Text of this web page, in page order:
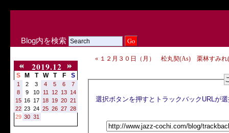
Blog内を検索
2019.12
S M T W T F S
1 2 3 4 5 6
7
8
9 10 11 12 13 14
15 16 17 18 19 20 21
22 23 24 25 26 27 28
29 30 31
« １２月３０日（月） 松丸契(As) 栗林すみ